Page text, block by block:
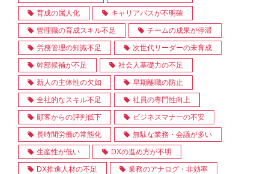
育成の属人化 キャリアパスが不明確
管理職の育成スキル不足 チームの成果が停滞
労務管理の知識不足 次世代リーダーの未育成
幹部候補が不足 社会人基礎力の不足
新人の主体性の欠如 早期離職の防止
全社的なスキル不足 社員の専門性向上
顧客からの評判低下 ビジネスマナーの不安
長時間労働の常態化 無駄な業務・会議が多い
生産性が低い DXの進め方が不明
DX推進人材の不足 業務のアナログ・非効率